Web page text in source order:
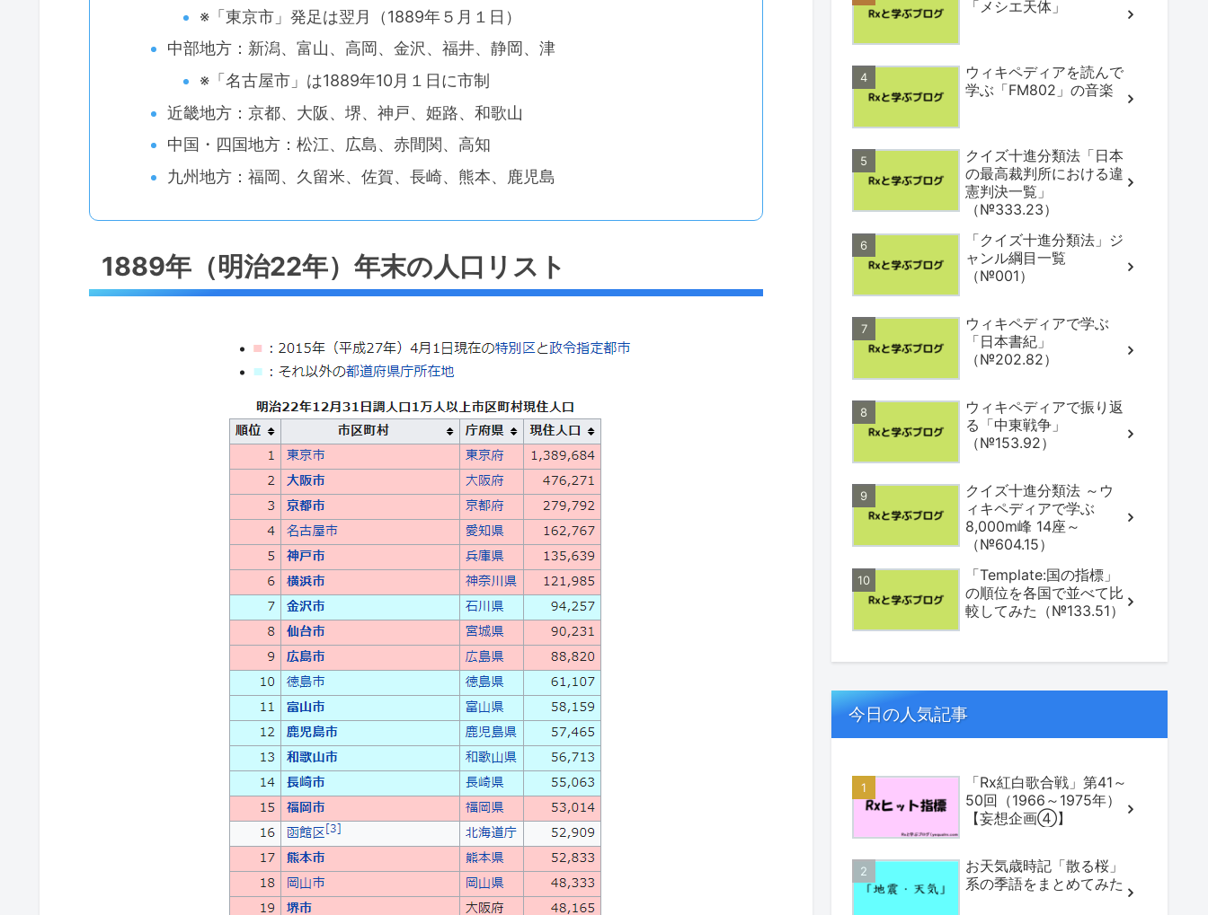
※「東京市」発足は翌月（1889年５月１日）
中部地方：新潟、富山、高岡、金沢、福井、静岡、津
※「名古屋市」は1889年10月１日に市制
近畿地方：京都、大阪、堺、神戸、姫路、和歌山
中国・四国地方：松江、広島、赤間関、高知
九州地方：福岡、久留米、佐賀、長崎、熊本、鹿児島
1889年（明治22年）年末の人口リスト
「メシエ天体」
ウィキペディアを読んで
学ぶ「FM802」の音楽
クイズ十進分類法「日本
の最高裁判所における違
憲判決一覧」
（№333.23）
「クイズ十進分類法」ジ
ャンル綱目一覧
（№001）
ウィキペディアで学ぶ
「日本書紀」
（№202.82）
ウィキペディアで振り返
る「中東戦争」
（№153.92）
クイズ十進分類法 ～ウ
ィキペディアで学ぶ
8,000m峰 14座～
（№604.15）
「Template:国の指標」
の順位を各国で並べて比
較してみた（№133.51）
今日の人気記事
「Rx紅白歌合戦」第41～
50回（1966～1975年）
【妄想企画④】
お天気歳時記「散る桜」
系の季語をまとめてみた